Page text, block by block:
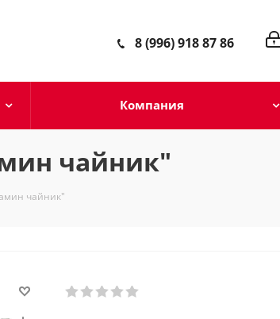
8 (996) 918 87 86
Компания
чайник"
чайник"